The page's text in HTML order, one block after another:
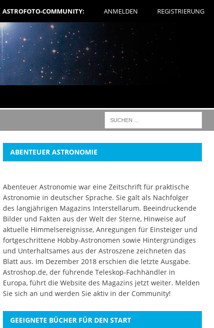
ASTROFOTO-COMMUNITY: ANMELDEN REGISTRIERUNG
ABENTEUER ASTRONOMIE
Abenteuer Astronomie war eine Zeitschrift für praktische
Astronomie in deutscher Sprache. Sie galt als Nachfolger
des langjährigen Magazins Interstellarum. Beeindruckende
Bilder und Fakten aus der Welt der Sterne, Hinweise auf
aktuelle Himmelsereignisse, Anregungen für Einsteiger und
fortgeschrittene Hobby-Astronomen sowie Hintergründiges
und Unterhaltsames aus der Astroszene zeichneten das
Blatt aus. Im Dezember 2018 erschien die letzte Ausgabe.
Astroshop.de, der führende Teleskop-Fachhändler in
Europa, führt die Website des Magazins jetzt weiter. Melden
Sie sich an und werden Sie aktiv in der Community!
GEEIGNETE BÜCHER FÜR DEN START